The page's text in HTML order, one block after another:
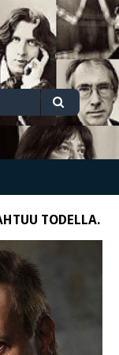
Search
TODELLA.